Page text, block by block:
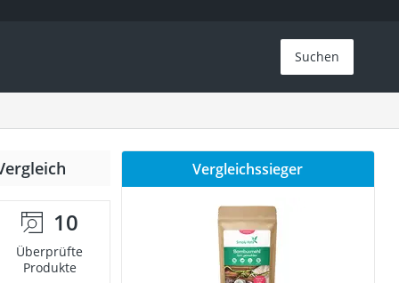
Suchen
10
Überprüfte
Produkte
Vergleichssieger